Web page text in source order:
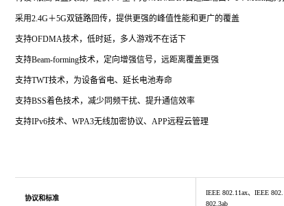
采用2.4G＋5G双链路回传，提供更强的峰值性能和更广的覆盖
支持OFDMA技术，低时延，多人游戏不在话下
支持Beam-forming技术，定向增强信号，远距离覆盖更强
支持TWT技术，为设备省电、延长电池寿命
支持BSS着色技术，减少同频干扰、提升通信效率
支持IPv6技术、WPA3无线加密协议、APP远程云管理
协议和标准
IEEE 802.11ax、IEEE
802.3ab